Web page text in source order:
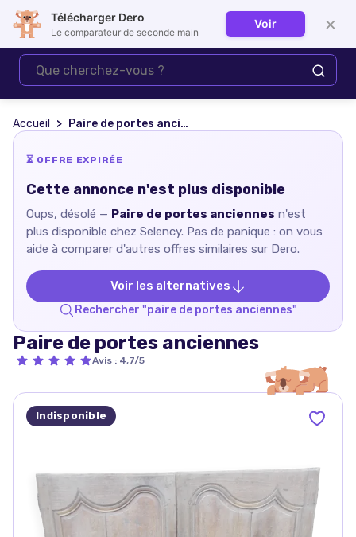
Se connecter
Accueil Paire de portes anciennes
⏳ OFFRE EXPIRÉE
Cette annonce n'est plus disponible
Oups, désolé — Paire de portes anciennes n'est
plus disponible chez Selency. Pas de panique : on vous
aide à comparer d'autres offres similaires sur Dero.
Voir les alternatives
Rechercher "paire de portes anciennes"
Paire de portes anciennes
Avis : 4,7/5
Indisponible
Télécharger Dero
Le comparateur de seconde main
Voir ×